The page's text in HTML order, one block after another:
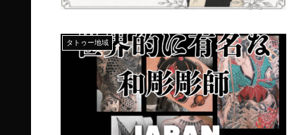
タトゥー地域